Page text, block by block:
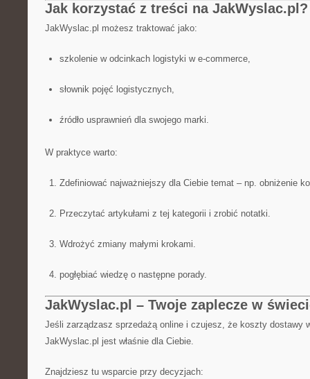
Jak korzystać z treści na JakWyslac.pl?
JakWyslac.pl możesz traktować jako:
szkolenie w odcinkach logistyki w e-commerce,
słownik pojęć logistycznych,
źródło usprawnień dla swojego marki.
W praktyce warto:
Zdefiniować najważniejszy dla Ciebie temat – np. obniżenie
Przeczytać artykułami z tej kategorii i zrobić notatki.
Wdrożyć zmiany małymi krokami.
pogłębiać wiedzę o następne porady.
JakWyslac.pl – Twoje zaplecze w
Jeśli zarządzasz sprzedażą online i czujesz, że koszty dostawy
JakWyslac.pl jest właśnie dla Ciebie.
Znajdziesz tu wsparcie przy decyzjach: